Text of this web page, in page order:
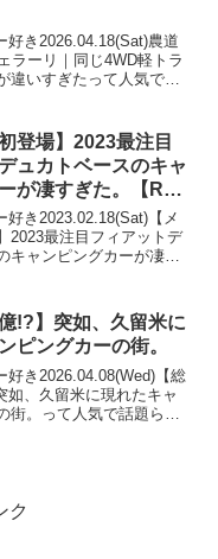
好き2026.04.18(Sat)農道
ラーリ｜同じ4WD軽トラ
違いすぎたって人気で話
トド...
登場】2023最注目
ュカトベースのキャ
が凄すぎた。【RV
泊
好き2023.02.18(Sat)【メ
2023最注目フィアットデ
キャンピングカーが凄す
!?】突如、久留米に
ピングカーの街。
好き2026.04.08(Wed)【総
如、久留米に現れたキャ
街。って人気で話題らし
ク